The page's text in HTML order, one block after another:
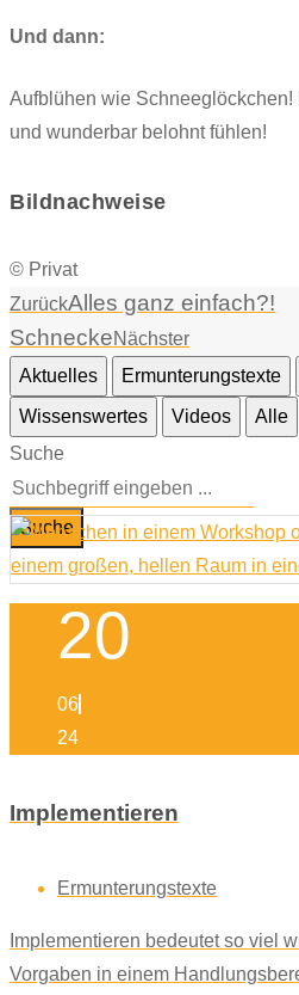
Und dann:
Aufblühen wie Schneeglöckchen!
und wunderbar belohnt fühlen!
Bildnachweise
© Privat
ZurückAlles ganz einfach?!
SchneckeNächster
Aktuelles
Ermunterungstexte
Wissenswertes
Videos
Alle
Suche
Suche
20
06
24
Implementieren
Ermunterungstexte
Implementieren bedeutet so viel
Vorgaben in einem